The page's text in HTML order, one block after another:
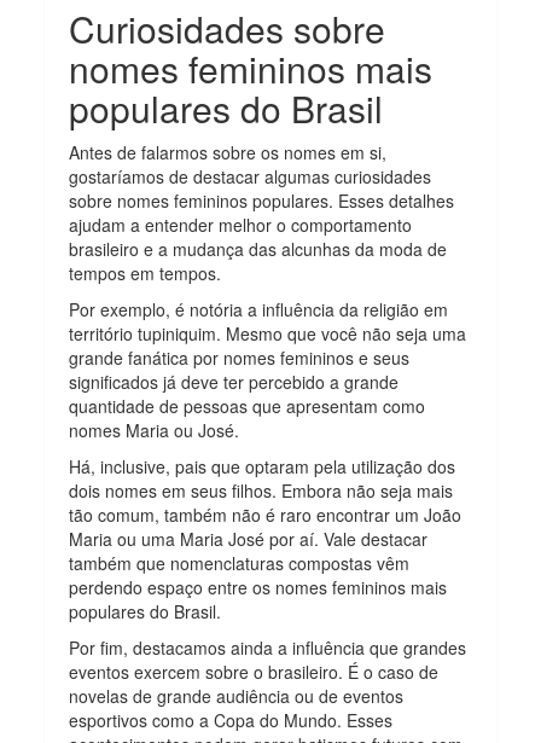
Curiosidades sobre
nomes femininos mais
populares do Brasil
Antes de falarmos sobre os nomes em si,
gostaríamos de destacar algumas curiosidades
sobre nomes femininos populares. Esses detalhes
ajudam a entender melhor o comportamento
brasileiro e a mudança das alcunhas da moda de
tempos em tempos.
Por exemplo, é notória a influência da religião em
território tupiniquim. Mesmo que você não seja uma
grande fanática por nomes femininos e seus
significados já deve ter percebido a grande
quantidade de pessoas que apresentam como
nomes Maria ou José.
Há, inclusive, pais que optaram pela utilização dos
dois nomes em seus filhos. Embora não seja mais
tão comum, também não é raro encontrar um João
Maria ou uma Maria José por aí. Vale destacar
também que nomenclaturas compostas vêm
perdendo espaço entre os nomes femininos mais
populares do Brasil.
Por fim, destacamos ainda a influência que grandes
eventos exercem sobre o brasileiro. É o caso de
novelas de grande audiência ou de eventos
esportivos como a Copa do Mundo. Esses